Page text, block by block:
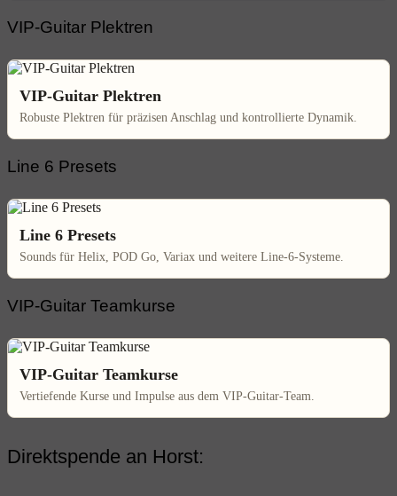
VIP-Guitar Plektren
VIP-Guitar Plektren
Robuste Plektren für präzisen Anschlag und kontrollierte Dynamik.
Line 6 Presets
Line 6 Presets
Sounds für Helix, POD Go, Variax und weitere Line-6-Systeme.
VIP-Guitar Teamkurse
VIP-Guitar Teamkurse
Vertiefende Kurse und Impulse aus dem VIP-Guitar-Team.
Direktspende an Horst: